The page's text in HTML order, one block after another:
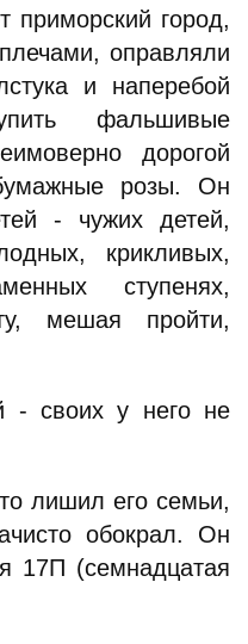
приморский город,
оправляли
и наперебой
фальшивые
дорогой
розы. Он
- чужих детей,
крикливых,
ступенях,
мешая пройти,
- своих у него не
лишил его семьи,
обокрал. Он
17П (семнадцатая